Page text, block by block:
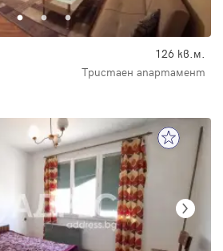
126 кв.м.
Тристаен апартамент